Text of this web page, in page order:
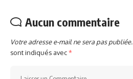
Aucun commentaire
Votre adresse e-mail ne sera pas publiée.
sont indiqués avec*